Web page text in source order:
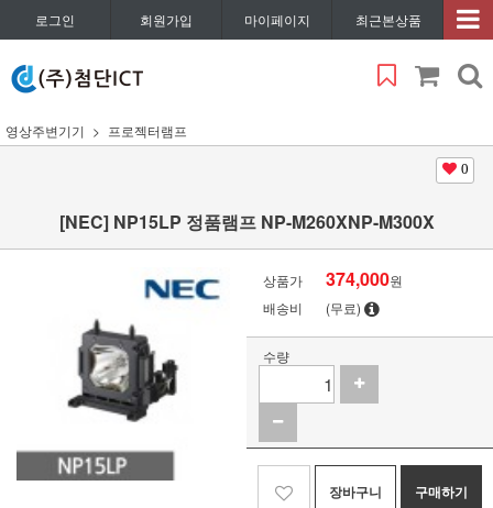
로그인 회원가입 마이페이지 최근본상품
영상주변기기 프로젝터램프
0
[NEC] NP15LP 정품램프 NP-M260XNP-M300X
상품가 374,000원
배송비
(무료)
수량
장바구니 구매하기